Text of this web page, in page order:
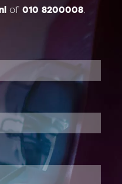
of010 8200008.